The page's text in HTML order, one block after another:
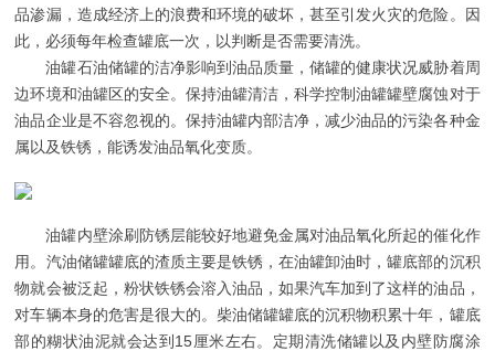
品渗漏，造成经济上的浪费和环境的破坏，甚至引发火灾的危险。因
此，必须每年检查罐底一次，以判断是否需要清洗。
油罐石油储罐的洁净影响到油品质量，储罐的健康状况威胁着周
边环境和油罐区的安全。保持油罐清洁，科学控制油罐罐壁腐蚀对于
油品企业是不容忽视的。保持油罐内部洁净，减少油品的污染各种金
属以及铁锈，能诱发油品氧化变质。
油罐内壁涂刷防锈层能较好地避免金属对油品氧化所起的催化作
用。汽油储罐罐底的渣质主要是铁锈，在油罐卸油时，罐底部的沉积
物就会被泛起，粉状铁锈会溶入油品，如果汽车加到了这样的油品，
对车辆本身的危害是很大的。柴油储罐罐底的沉积物积累十年，罐底
部的糊状油泥就会达到15厘米左右。定期清洗储罐以及内壁防腐涂